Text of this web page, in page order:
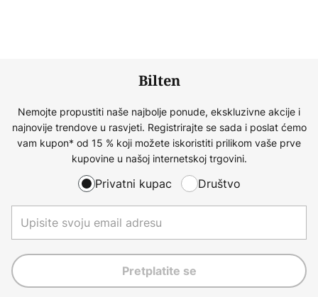
Bilten
Nemojte propustiti naše najbolje ponude, ekskluzivne akcije i
najnovije trendove u rasvjeti. Registrirajte se sada i poslat ćemo
vam kupon* od 15 % koji možete iskoristiti prilikom vaše prve
kupovine u našoj internetskoj trgovini.
Privatni kupac Društvo
Pretplatite se